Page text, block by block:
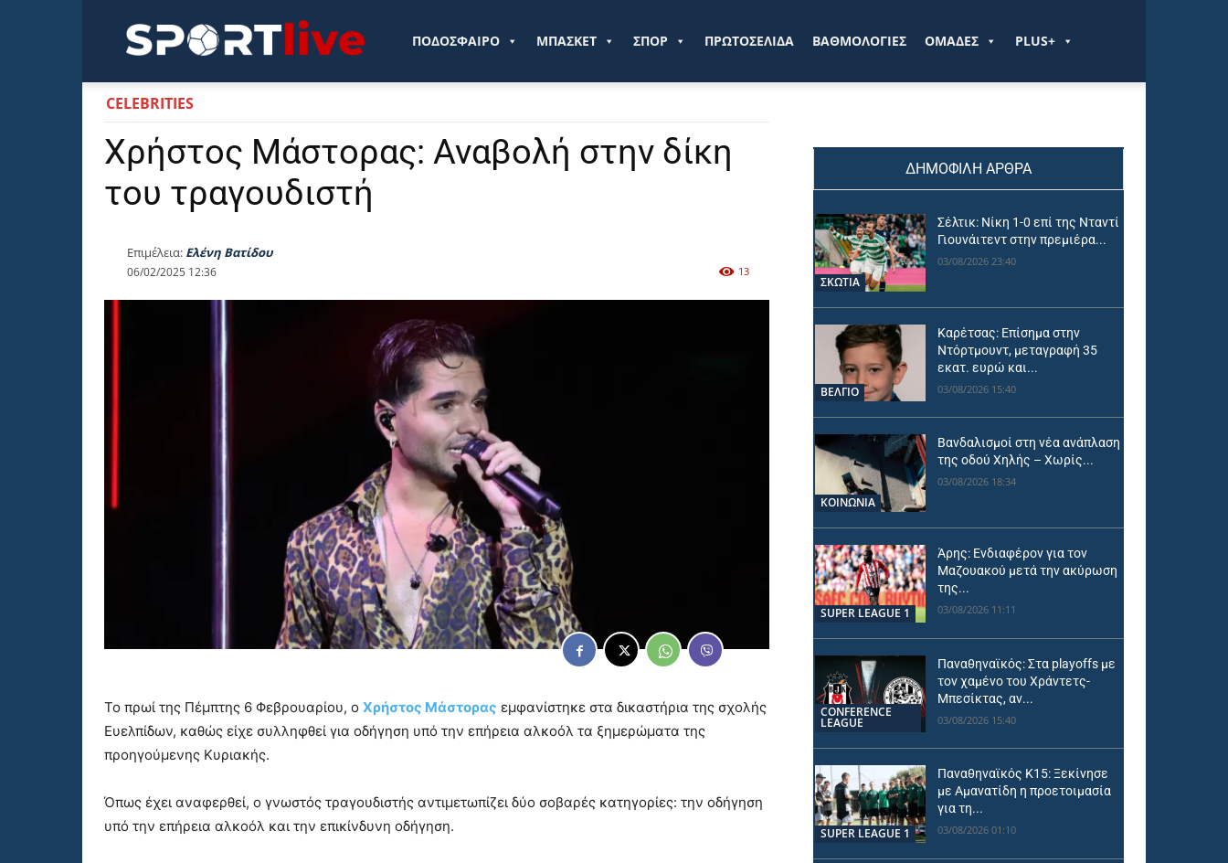
Sportlive.grΠΟΔΟΣΦΑΙΡΟ ΜΠΑΣΚΕΤ ΣΠΟΡ ΠΡΩΤΟΣΕΛΙΔΑ ΒΑΘΜΟΛΟΓΙΕΣ ΟΜΑΔΕΣ PLUS+
CELEBRITIES
Χρήστος Μάστορας: Αναβολή στην δίκη
του τραγουδιστή
Επιμέλεια: Ελένη Βατίδου
06/02/2025 12:36 13
Το πρωί της Πέμπτης 6 Φεβρουαρίου, ο Χρήστος Μάστορας εμφανίστηκε στα δικαστήρια της σχολής
Ευελπίδων, καθώς είχε συλληφθεί για οδήγηση υπό την επήρεια αλκοόλ τα ξημερώματα της
προηγούμενης Κυριακής.
Όπως έχει αναφερθεί, ο γνωστός τραγουδιστής αντιμετωπίζει δύο σοβαρές κατηγορίες: την οδήγηση
υπό την επήρεια αλκοόλ και την επικίνδυνη οδήγηση.
ΔΗΜΟΦΙΛΗ ΑΡΘΡΑ
ΣΚΩΤΙΑ
Σέλτικ: Νίκη 1-0 επί της Νταντί
Γιουνάιτεντ στην πρεμιέρα...
03/08/2026 23:40
ΒΕΛΓΙΟ
Καρέτσας: Επίσημα στην
Ντόρτμουντ, μεταγραφή 35
εκατ. ευρώ και...
03/08/2026 15:40
ΚΟΙΝΩΝΙΑ
Βανδαλισμοί στη νέα ανάπλαση
της οδού Χηλής – Χωρίς...
03/08/2026 18:34
SUPER LEAGUE 1
Άρης: Ενδιαφέρον για τον
Μαζουακού μετά την ακύρωση
της...
03/08/2026 11:11
CONFERENCE
LEAGUE
Παναθηναϊκός: Στα playoffs με
τον χαμένο του Χράντετς-
Μπεσίκτας, αν...
03/08/2026 15:40
SUPER LEAGUE 1
Παναθηναϊκός Κ15: Ξεκίνησε
με Αμανατίδη η προετοιμασία
για τη...
03/08/2026 01:10